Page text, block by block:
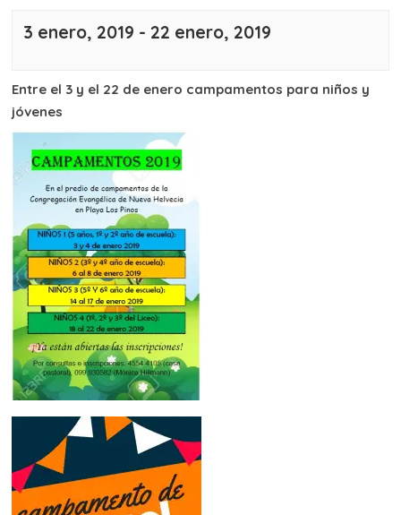
3 enero, 2019 - 22 enero, 2019
Entre el 3 y el 22 de enero campamentos para niños y
jóvenes